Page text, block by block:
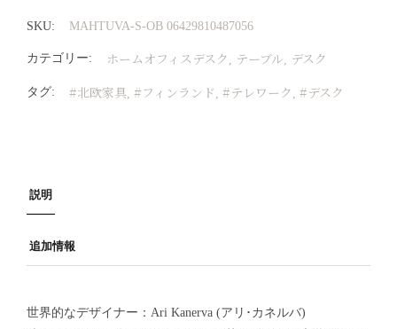
SKU: MAHTUVA-S-OB 06429810487056
カテゴリー: ホームオフィスデスク , テーブル, デスク
タグ: #北欧家具, #フィンランド , #テレワーク , #デスク
説明
追加情報
世界的なデザイナー：Ari Kanerva (アリ･カネルバ)